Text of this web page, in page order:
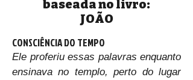
baseada no livro:
JOÃO
CONSCIÊNCIA DO TEMPO
Ele proferiu essas palavras enquanto
ensinava no templo, perto do lugar